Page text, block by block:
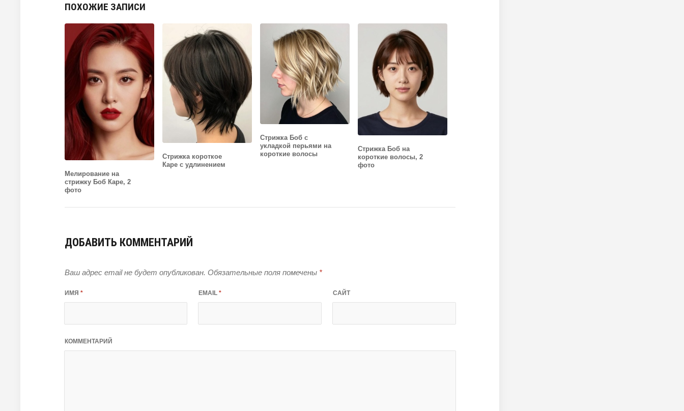
ПОХОЖИЕ ЗАПИСИ
Мелирование на
стрижку Боб Каре, 2
фото
Стрижка короткое
Каре с удлинением
Стрижка Боб с
укладкой перьями на
короткие волосы
Стрижка Боб на
короткие волосы, 2
фото
ДОБАВИТЬ КОММЕНТАРИЙ
Ваш адрес email не будет опубликован. Обязательные поля помечены *
ИМЯ * EMAIL* САЙТ
КОММЕНТАРИЙ